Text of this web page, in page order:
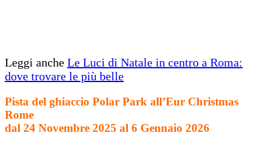
Leggi anche Le Luci di Natale in centro a Roma:
dove trovare le più belle
Pista del ghiaccio Polar Park all’Eur Christmas
Rome
dal 24 Novembre 2025 al 6 Gennaio 2026